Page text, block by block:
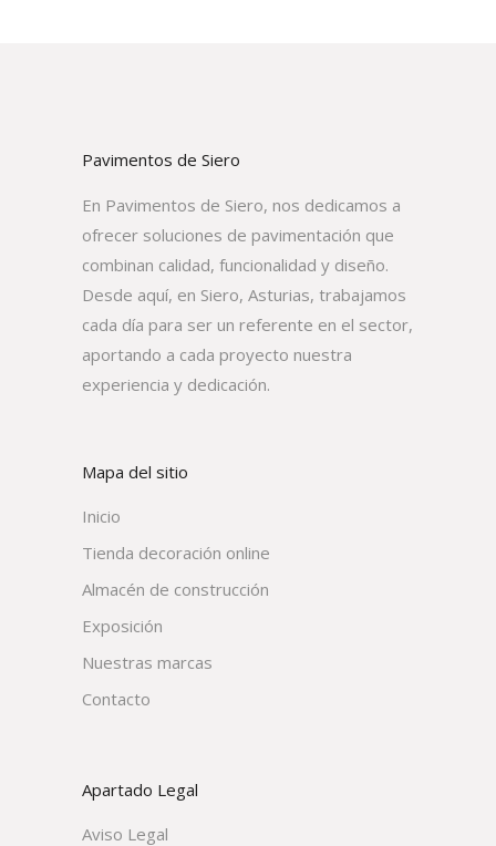
Pavimentos de Siero
En Pavimentos de Siero, nos dedicamos a
ofrecer soluciones de pavimentación que
combinan calidad, funcionalidad y diseño.
Desde aquí, en Siero, Asturias, trabajamos
cada día para ser un referente en el sector,
aportando a cada proyecto nuestra
experiencia y dedicación.
Mapa del sitio
Inicio
Tienda decoración online
Almacén de construcción
Exposición
Nuestras marcas
Contacto
Apartado Legal
Aviso Legal